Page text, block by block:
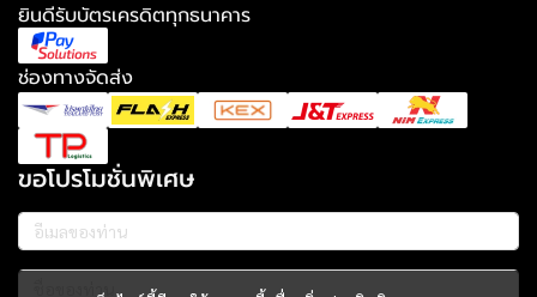
ยินดีรับบัตรเครดิตทุกธนาคาร
ช่องทางจัดส่ง
ขอโปรโมชั่นพิเศษ